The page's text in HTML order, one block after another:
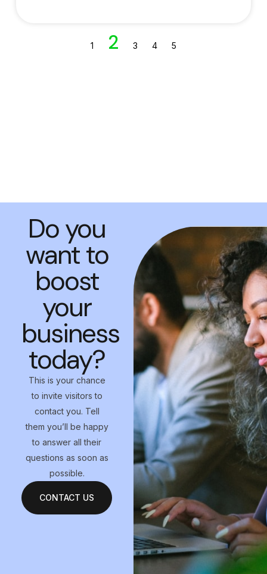
1 2 3 4 5
Do you
want to
boost
your
business
today?
This is your chance
to invite visitors to
contact you. Tell
them you’ll be happy
to answer all their
questions as soon as
possible.
CONTACT US